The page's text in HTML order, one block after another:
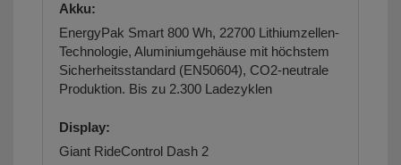
Akku:
EnergyPak Smart 800 Wh, 22700 Lithiumzellen-
Technologie, Aluminiumgehäuse mit höchstem
Sicherheitsstandard (EN50604), CO2-neutrale
Produktion. Bis zu 2.300 Ladezyklen
Display:
Giant RideControl Dash 2